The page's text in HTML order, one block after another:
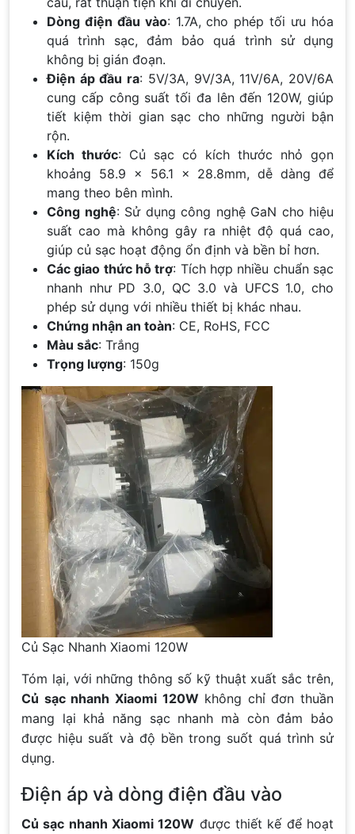
Dòng điện đầu vào: 1.7A, cho phép tối ưu hóa
quá trình sạc, đảm bảo quá trình sử dụng
không bị gián đoạn.
Điện áp đầu ra: 5V/3A, 9V/3A, 11V/6A, 20V/6A
cung cấp công suất tối đa lên đến 120W, giúp
tiết kiệm thời gian sạc cho những người bận
rộn.
Kích thước: Củ sạc có kích thước nhỏ gọn
khoảng 58.9 x 56.1 x 28.8mm, dễ dàng để
mang theo bên mình.
Công nghệ: Sử dụng công nghệ GaN cho hiệu
suất cao mà không gây ra nhiệt độ quá cao,
giúp củ sạc hoạt động ổn định và bền bỉ hơn.
Các giao thức hỗ trợ: Tích hợp nhiều chuẩn sạc
nhanh như PD 3.0, QC 3.0 và UFCS 1.0, cho
phép sử dụng với nhiều thiết bị khác nhau.
Chứng nhận an toàn: CE, RoHS, FCC
Màu sắc: Trắng
Trọng lượng: 150g
Củ Sạc Nhanh Xiaomi 120W
Tóm lại, với những thông số kỹ thuật xuất sắc trên,
Củ sạc nhanh Xiaomi 120W không chỉ đơn thuần
mang lại khả năng sạc nhanh mà còn đảm bảo
được hiệu suất và độ bền trong suốt quá trình sử
dụng.
Điện áp và dòng điện đầu vào
Củ sạc nhanh Xiaomi 120W được thiết kế để hoạt